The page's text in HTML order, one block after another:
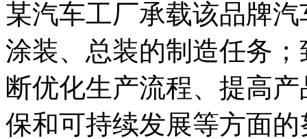
某汽车工厂承载该品牌汽车
涂装、总装的制造任
断优化生产流程、提
保和可持续发展等方面的